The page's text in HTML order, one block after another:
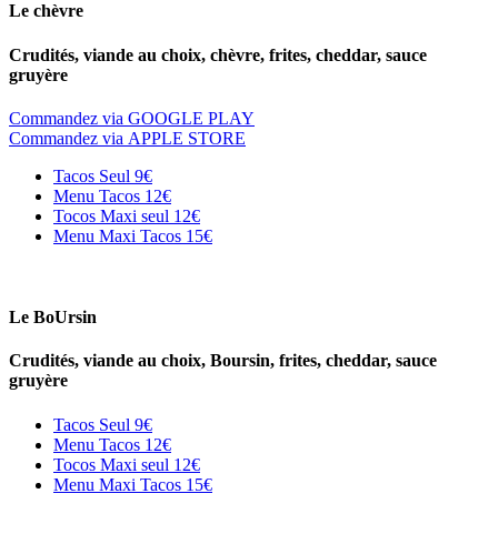
Le chèvre
Crudités, viande au choix, chèvre, frites, cheddar, sauce
gruyère
Commandez via GOOGLE PLAY
Commandez via APPLE STORE
Tacos Seul 9€
Menu Tacos 12€
Tocos Maxi seul 12€
Menu Maxi Tacos 15€
Le BoUrsin
Crudités, viande au choix, Boursin, frites, cheddar, sauce
gruyère
Tacos Seul 9€
Menu Tacos 12€
Tocos Maxi seul 12€
Menu Maxi Tacos 15€